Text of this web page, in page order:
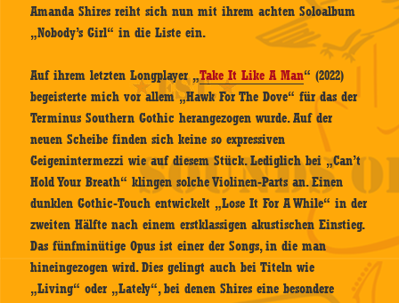
Amanda Shires reiht sich nun mit ihrem achten Soloalbum
„Nobody’s Girl“ in die Liste ein.
Auf ihrem letzten Longplayer „Take It Like A Man“ (2022)
begeisterte mich vor allem „Hawk For The Dove“ für das der
Terminus Southern Gothic herangezogen wurde. Auf der
neuen Scheibe finden sich keine so expressiven
Geigenintermezzi wie auf diesem Stück. Lediglich bei „Can’t
Hold Your Breath“ klingen solche Violinen-Parts an. Einen
dunklen Gothic-Touch entwickelt „Lose It For A While“ in der
zweiten Hälfte nach einem erstklassigen akustischen Einstieg.
Das fünfminütige Opus ist einer der Songs, in die man
hineingezogen wird. Dies gelingt auch bei Titeln wie
„Living“ oder „Lately“, bei denen Shires eine besondere